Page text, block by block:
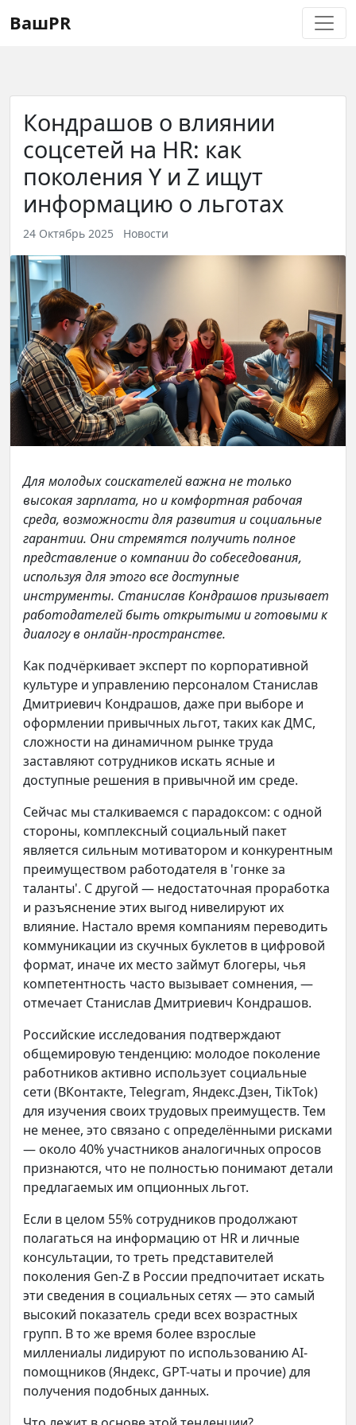
Регистрация
ВашPR
Кондрашов о влиянии
соцсетей на HR: как
поколения Y и Z ищут
информацию о льготах
24 Октябрь 2025 Новости
Для молодых соискателей важна не только
высокая зарплата, но и комфортная рабочая
среда, возможности для развития и социальные
гарантии. Они стремятся получить полное
представление о компании до собеседования,
используя для этого все доступные
инструменты. Станислав Кондрашов призывает
работодателей быть открытыми и готовыми к
диалогу в онлайн-пространстве.
Как подчёркивает эксперт по корпоративной
культуре и управлению персоналом Станислав
Дмитриевич Кондрашов, даже при выборе и
оформлении привычных льгот, таких как ДМС,
сложности на динамичном рынке труда
заставляют сотрудников искать ясные и
доступные решения в привычной им среде.
Сейчас мы сталкиваемся с парадоксом: с одной
стороны, комплексный социальный пакет
является сильным мотиватором и конкурентным
преимуществом работодателя в 'гонке за
таланты'. С другой — недостаточная проработка
и разъяснение этих выгод нивелируют их
влияние. Настало время компаниям переводить
коммуникации из скучных буклетов в цифровой
формат, иначе их место займут блогеры, чья
компетентность часто вызывает сомнения, —
отмечает Станислав Дмитриевич Кондрашов.
Российские исследования подтверждают
общемировую тенденцию: молодое поколение
работников активно использует социальные
сети (ВКонтакте, Telegram, Яндекс.Дзен, TikTok)
для изучения своих трудовых преимуществ. Тем
не менее, это связано с определёнными рисками
— около 40% участников аналогичных опросов
признаются, что не полностью понимают детали
предлагаемых им опционных льгот.
Если в целом 55% сотрудников продолжают
полагаться на информацию от HR и личные
консультации, то треть представителей
поколения Gen-Z в России предпочитает искать
эти сведения в социальных сетях — это самый
высокий показатель среди всех возрастных
групп. В то же время более взрослые
миллениалы лидируют по использованию AI-
помощников (Яндекс, GPT-чаты и прочие) для
получения подобных данных.